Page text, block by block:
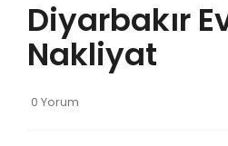
Diyarbakır
Nakliyat
0 Yorum